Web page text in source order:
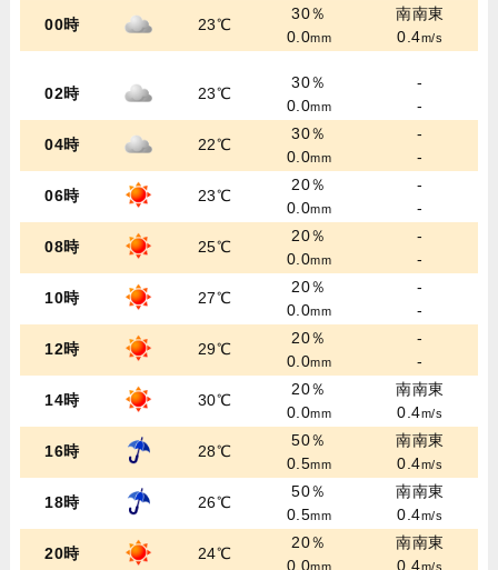
00時 23℃
30％
0.0mm
南南東
0.4m/s
02時 23℃
30％
0.0mm
-
-
04時 22℃
30％
0.0mm
-
-
06時 23℃
20％
0.0mm
-
-
08時 25℃
20％
0.0mm
-
-
10時 27℃
20％
0.0mm
-
-
12時 29℃
20％
0.0mm
-
-
14時 30℃
20％
0.0mm
南南東
0.4m/s
16時 28℃
50％
0.5mm
南南東
0.4m/s
18時 26℃
50％
0.5mm
南南東
0.4m/s
20時 24℃
20％
0.0mm
南南東
0.4m/s